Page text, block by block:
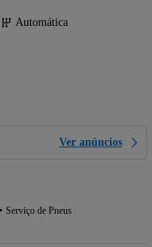
Automática
Ver anúncios
Serviço de Pneus